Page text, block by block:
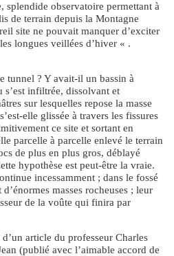
splendide observatoire permettant à
de terrain depuis la Montagne
site ne pouvait manquer d’exciter
longues veillées d’hiver « .
tunnel ? Y avait-il un bassin à
s’est infiltrée, dissolvant et
sur lesquelles repose la masse
elle glissée à travers les fissures
ce site et sortant en
parcelle à parcelle enlevé le terrain
de plus en plus gros, déblayé
hypothèse est peut-être la vraie.
incessamment ; dans le fossé
masses rocheuses ; leur
de la voûte qui finira par
article du professeur Charles
(publié avec l’aimable accord de